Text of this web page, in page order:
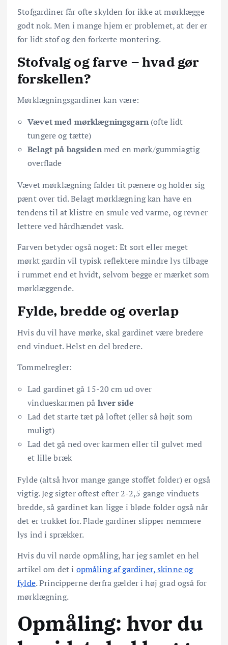
Stofgardiner får ofte skylden for ikke at mørklægge
godt nok. Men i mange hjem er problemet, at der er
for lidt stof og den forkerte montering.
Stofvalg og farve – hvad gør
forskellen?
Mørklægningsgardiner kan være:
Vævet med mørklægningsgarn(ofte lidt
tungere og tætte)
Belagt på bagsidenmed en mørk/gummiagtig
overflade
Vævet mørklægning falder tit pænere og holder sig
pænt over tid. Belagt mørklægning kan have en
tendens til at klistre en smule ved varme, og revner
lettere ved hårdhændet vask.
Farven betyder også noget: Et sort eller meget
mørkt gardin vil typisk reflektere mindre lys tilbage
i rummet end et hvidt, selvom begge er mærket som
mørklæggende.
Fylde, bredde og overlap
Hvis du vil have mørke, skal gardinet være bredere
end vinduet. Helst en del bredere.
Tommelregler:
Lad gardinet gå 15-20 cm ud over
vindueskarmen på hver side
Lad det starte tæt på loftet (eller så højt som
muligt)
Lad det gå ned over karmen eller til gulvet med
et lille bræk
Fylde (altså hvor mange gange stoffet folder) er også
vigtig. Jeg sigter oftest efter 2-2,5 gange vinduets
bredde, så gardinet kan ligge i bløde folder også når
det er trukket for. Flade gardiner slipper nemmere
lys ind i sprækker.
Hvis du vil nørde opmåling, har jeg samlet en hel
artikel om det i opmåling af gardiner, skinne og
fylde. Principperne derfra gælder i høj grad også for
mørklægning.
Opmåling: hvor du